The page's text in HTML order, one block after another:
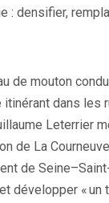
: densifier,
de mouton
itinérant dans les
Leterrier
de La
de
développer « un